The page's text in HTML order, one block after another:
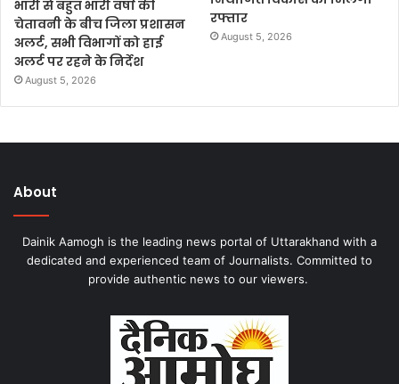
भारी से बहुत भारी वर्षा की
चेतावनी के बीच जिला प्रशासन
अलर्ट, सभी विभागों को हाई
अलर्ट पर रहने के निर्देश
August 5, 2026
रफ्तार
August 5, 2026
About
Dainik Aamogh is the leading news portal of Uttarakhand with a
dedicated and experienced team of Journalists. Committed to
provide authentic news to our viewers.